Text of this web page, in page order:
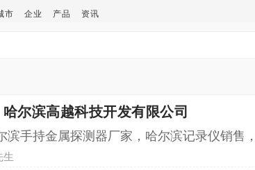
市 企业 产品 资讯
尔滨高越科技开发有限公司
滨手持金属探测器厂家，哈尔滨记录仪销售
生